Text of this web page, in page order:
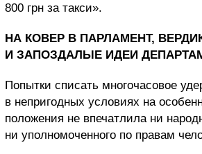
800 грн за такси».
НА КОВЕР В ПАРЛАМЕНТ,
И ЗАПОЗДАЛЫЕ ИДЕИ
Попытки списать многочасовое
в непригодных условиях на
положения не впечатлила ни
ни уполномоченного по правам